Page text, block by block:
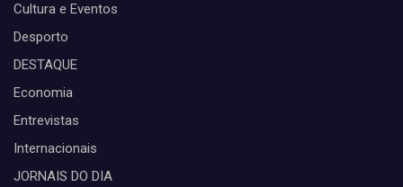
Cultura e Eventos
Desporto
DESTAQUE
Economia
Entrevistas
Internacionais
JORNAIS DO DIA